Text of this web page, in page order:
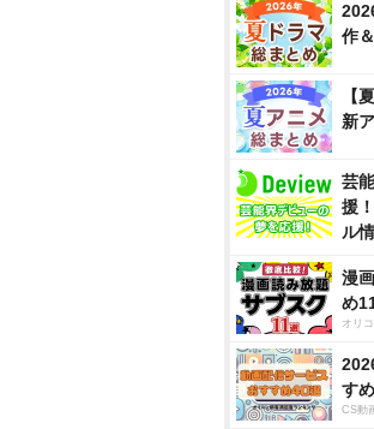
作
【
新
芸
援
ル
漫
め
オリ
す
CS動